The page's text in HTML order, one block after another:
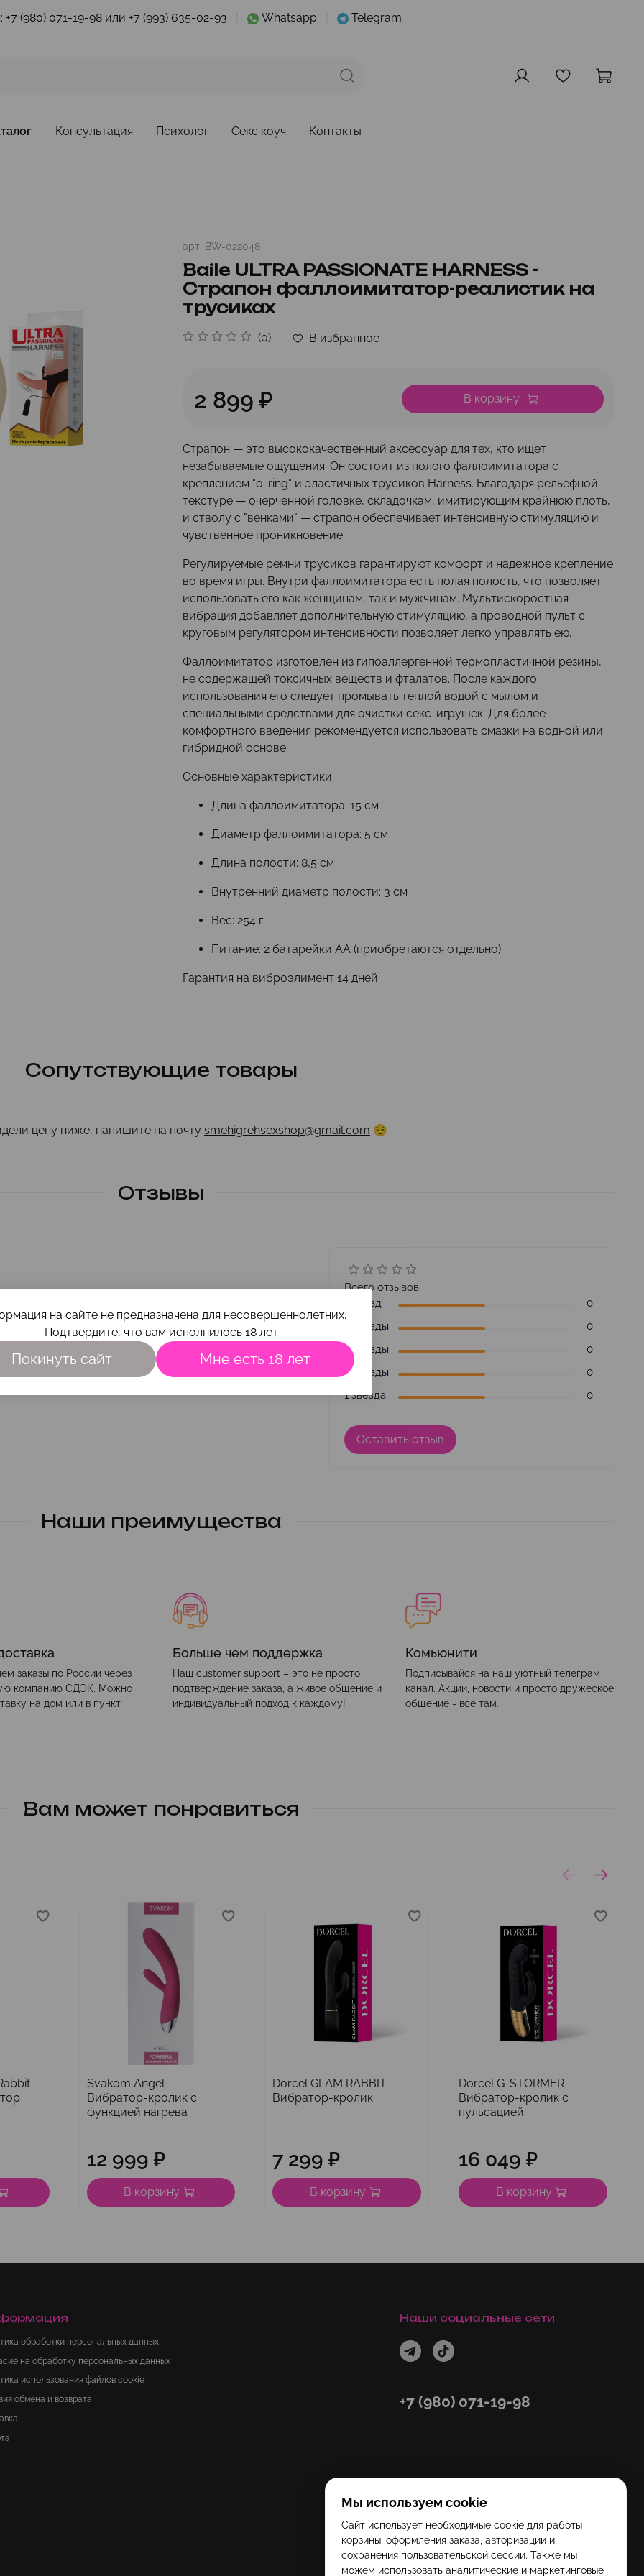
+7 (980) 071-19-98 или +7 (993) 635-02-93 Whatsapp Telegram
Консультация Психолог Секс коуч Контакты
арт. BW-022048
Baile ULTRA PASSIONATE HARNESS -
Страпон фаллоимитатор-реалистик на
трусиках
(0) В избранное
2 899 ₽ В корзину
Страпон — это высококачественный аксессуар для тех, кто ищет
незабываемые ощущения. Он состоит из полого фаллоимитатора с
креплением "o-ring" и эластичных трусиков Harness. Благодаря рельефной
текстуре — очерченной головке, складочкам, имитирующим крайнюю плоть,
и стволу с "венками" — страпон обеспечивает интенсивную стимуляцию и
чувственное проникновение.
Регулируемые ремни трусиков гарантируют комфорт и надежное крепление
во время игры. Внутри фаллоимитатора есть полая полость, что позволяет
использовать его как женщинам, так и мужчинам. Мультискоростная
вибрация добавляет дополнительную стимуляцию, а проводной пульт с
круговым регулятором интенсивности позволяет легко управлять ею.
Фаллоимитатор изготовлен из гипоаллергенной термопластичной резины,
не содержащей токсичных веществ и фталатов. После каждого
использования его следует промывать теплой водой с мылом и
специальными средствами для очистки секс-игрушек. Для более
комфортного введения рекомендуется использовать смазки на водной или
гибридной основе.
Основные характеристики:
Длина фаллоимитатора: 15 см
Диаметр фаллоимитатора: 5 см
Длина полости: 8,5 см
Внутренний диаметр полости: 3 см
Вес: 254 г
Питание: 2 батарейки АА (приобретаются отдельно)
Гарантия на виброэлимент 14 дней.
Сопутствующие товары
цену ниже, напишите на почту smehigrehsexshop@gmail.com 😌
Отзывы
Всего отзывов
5 звезд
0
4 звезды
0
3 звезды
0
2 звезды
0
1 звезда
0
Оставить отзыв
Наши преимущества
заказы по России через
компанию СДЭК. Можно
на дом или в пункт
Больше чем поддержка
Наш customer support – это не просто
подтверждение заказа, а живое общение и
индивидуальный подход к каждому!
Комьюнити
Подписывайся на наш уютный телеграм
канал. Акции, новости и просто дружеское
общение - все там.
Вам может понравиться
-
Svakom Angel -
Вибратор-кролик с
функцией нагрева
12 999 ₽
В корзину
Dorcel GLAM RABBIT -
Вибратор-кролик
7 299 ₽
В корзину
Dorcel G-STORMER -
Вибратор-кролик с
пульсацией
16 049 ₽
В корзину
обработки персональных данных
на обработку персональных данных
использования файлов cookie
обмена и возврата
Наши социальные сети
+7 (980) 071-19-98
на сайте не предназначена для несовершеннолетних.
Подтвердите, что вам исполнилось 18 лет
Покинуть сайт Мне есть 18 лет
Мы используем cookie
Сайт использует необходимые cookie для работы
корзины, оформления заказа, авторизации и
сохранения пользовательской сессии. Также мы
можем использовать аналитические и маркетинговые